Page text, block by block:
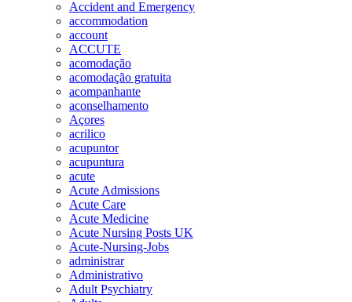
Accident and Emergency
accommodation
account
ACCUTE
acomodação
acomodação gratuita
acompanhante
aconselhamento
Açores
acrilico
acupuntor
acupuntura
acute
Acute Admissions
Acute Care
Acute Medicine
Acute Nursing Posts UK
Acute-Nursing-Jobs
administrar
Administrativo
Adult Psychiatry